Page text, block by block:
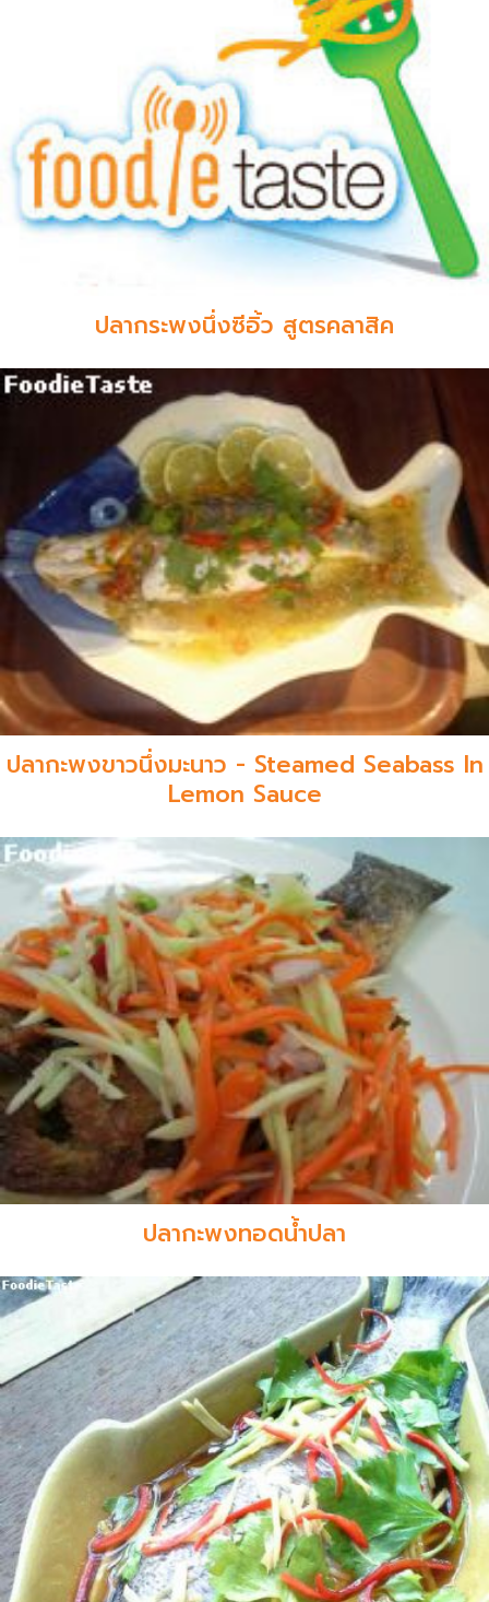
ปลากระพงนึ่งซีอิ้ว สูตรคลาสิค
ปลากะพงขาวนึ่งมะนาว - Steamed Seabass In
Lemon Sauce
ปลากะพงทอดน้ำปลา